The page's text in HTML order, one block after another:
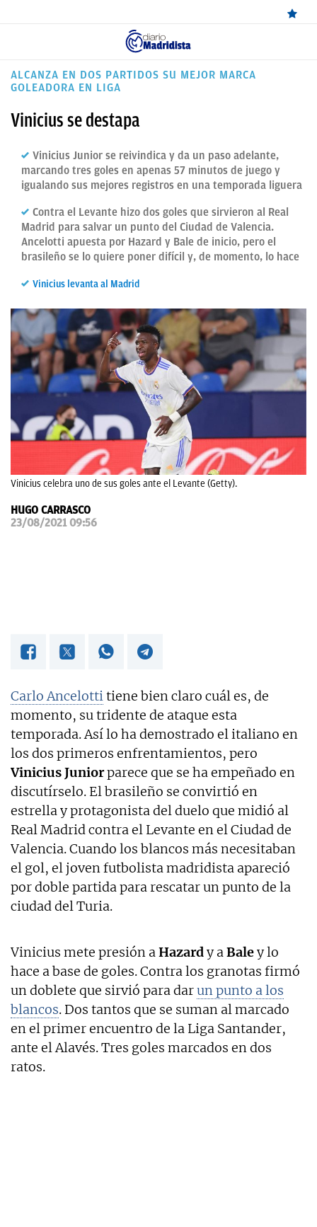
ÚLTIMAS
REAL
MADRID
BALONCESTO
FICHAJES
DIRECTO
FEMENINO
PAPARAZZI
OKDIARIO
ALCANZA EN DOS PARTIDOS SU MEJOR MARCA
GOLEADORA EN LIGA
Vinicius se destapa
Vinicius Junior se reivindica y da un paso adelante,
marcando tres goles en apenas 57 minutos de juego y
igualando sus mejores registros en una temporada liguera
Contra el Levante hizo dos goles que sirvieron al Real
Madrid para salvar un punto del Ciudad de Valencia.
Ancelotti apuesta por Hazard y Bale de inicio, pero el
brasileño se lo quiere poner difícil y, de momento, lo hace
Vinicius levanta al Madrid
Vinicius celebra uno de sus goles ante el Levante (Getty).
HUGO CARRASCO
23/08/2021 09:56
Carlo Ancelottitiene bien claro cuál es, de
momento, su tridente de ataque esta
temporada. Así lo ha demostrado el italiano en
los dos primeros enfrentamientos, pero
Vinicius Juniorparece que se ha empeñado en
discutírselo. El brasileño se convirtió en
estrella y protagonista del duelo que midió al
Real Madrid contra el Levante en el Ciudad de
Valencia. Cuando los blancos más necesitaban
el gol, el joven futbolista madridista apareció
por doble partida para rescatar un punto de la
ciudad del Turia.
Vinicius mete presión aHazardy aBaley lo
hace a base de goles. Contra los granotas firmó
un doblete que sirvió para darun punto a los
blancos. Dos tantos que se suman al marcado
en el primer encuentro de la Liga Santander,
ante el Alavés. Tres goles marcados en dos
ratos.